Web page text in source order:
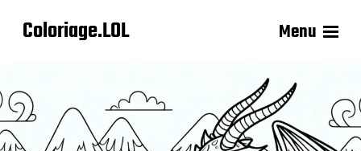
Coloriage.LOL Menu